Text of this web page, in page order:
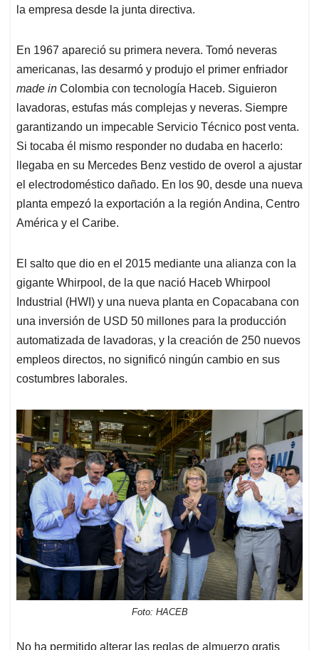
la empresa desde la junta directiva.
En 1967 apareció su primera nevera. Tomó neveras
americanas, las desarmó y produjo el primer enfriador
made in Colombia con tecnología Haceb. Siguieron
lavadoras, estufas más complejas y neveras. Siempre
garantizando un impecable Servicio Técnico post venta.
Si tocaba él mismo responder no dudaba en hacerlo:
llegaba en su Mercedes Benz vestido de overol a ajustar
el electrodoméstico dañado. En los 90, desde una nueva
planta empezó la exportación a la región Andina, Centro
América y el Caribe.
El salto que dio en el 2015 mediante una alianza con la
gigante Whirpool, de la que nació Haceb Whirpool
Industrial (HWI) y una nueva planta en Copacabana con
una inversión de USD 50 millones para la producción
automatizada de lavadoras, y la creación de 250 nuevos
empleos directos, no significó ningún cambio en sus
costumbres laborales.
Foto: HACEB
No ha permitido alterar las reglas de almuerzo gratis